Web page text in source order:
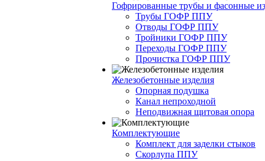
Гофрированные трубы и фасонные
Трубы ГОФР ППУ
Отводы ГОФР ППУ
Тройники ГОФР ППУ
Переходы ГОФР ППУ
Прочистка ГОФР ППУ
Железобетонные изделия
Опорная подушка
Канал непроходной
Неподвижная щитовая опора
Комплектующие
Комплект для заделки стыков
Скорлупа ППУ